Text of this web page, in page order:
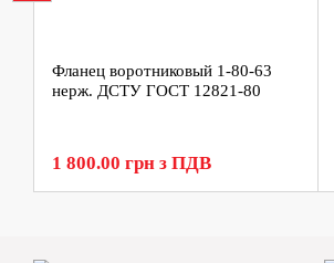
Фланец воротниковый 1-80-63
нерж. ДСТУ ГОСТ 12821-80
1 800.00 грн з ПДВ